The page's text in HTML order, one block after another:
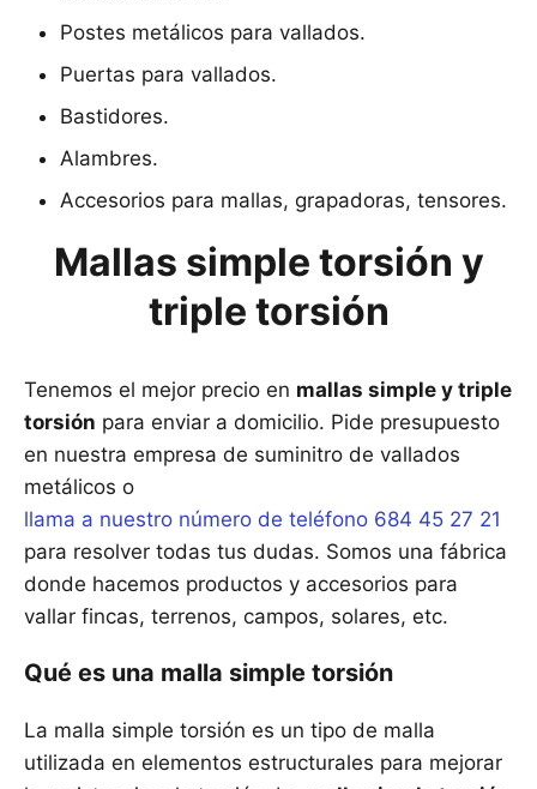
Postes metálicos para vallados.
Puertas para vallados.
Bastidores.
Alambres.
Accesorios para mallas, grapadoras, tensores.
Mallas simple torsión y
triple torsión
Tenemos el mejor precio en mallas simple y triple
torsión para enviar a domicilio. Pide presupuesto
en nuestra empresa de suminitro de vallados
metálicos o
llama a nuestro número de teléfono 684 45 27 21
para resolver todas tus dudas. Somos una fábrica
donde hacemos productos y accesorios para
vallar fincas, terrenos, campos, solares, etc.
Qué es una malla simple torsión
La malla simple torsión es un tipo de malla
utilizada en elementos estructurales para mejorar